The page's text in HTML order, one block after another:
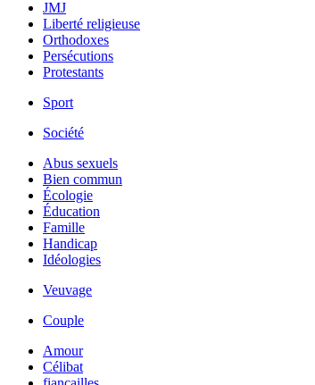
JMJ
Liberté religieuse
Orthodoxes
Persécutions
Protestants
Sport
Société
Abus sexuels
Bien commun
Écologie
Éducation
Famille
Handicap
Idéologies
Veuvage
Couple
Amour
Célibat